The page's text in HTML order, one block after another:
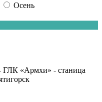
Осень
ГЛК «Армхи» - станица